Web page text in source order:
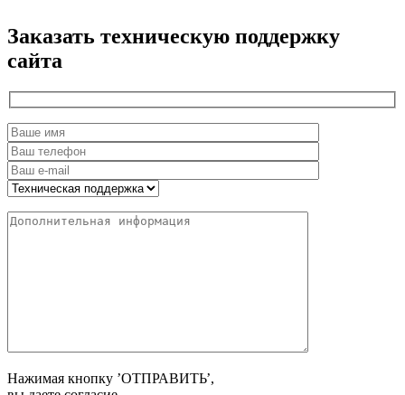
Заказать техническую поддержку
сайта
Нажимая кнопку ’ОТПРАВИТЬ’,